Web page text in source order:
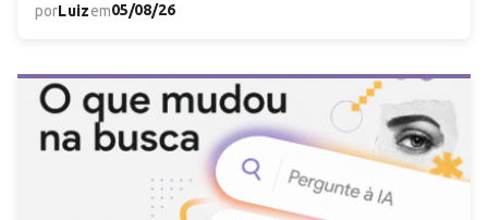
tráfego qualificado e pipeline.
porLuizem05/08/26